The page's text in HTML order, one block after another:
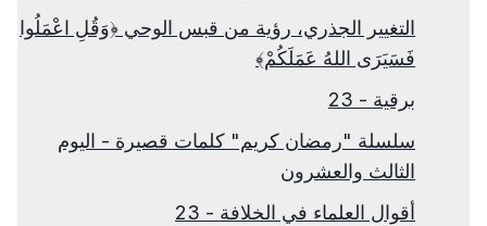
التغيير الجذري، رؤية من قبس الوحي ﴿وَقُلِ اعْمَلُوا
فَسَيَرَى اللهُ عَمَلَكُمْ﴾
برقية - 23
سلسلة "رمضان كريم" كلمات قصيرة - اليوم
الثالث والعشرون
أقوال العلماء في الخلافة - 23